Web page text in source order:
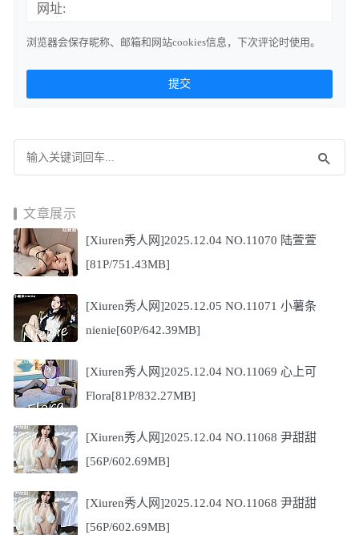
网址:
浏览器会保存昵称、邮箱和网站cookies信息，下次评论时使用。
文章展示
[Xiuren秀人网]2025.12.04 NO.11070 陆萱萱
[81P/751.43MB]
[Xiuren秀人网]2025.12.05 NO.11071 小薯条
nienie[60P/642.39MB]
[Xiuren秀人网]2025.12.04 NO.11069 心上可
Flora[81P/832.27MB]
[Xiuren秀人网]2025.12.04 NO.11068 尹甜甜
[56P/602.69MB]
[Xiuren秀人网]2025.12.04 NO.11068 尹甜甜
[56P/602.69MB]